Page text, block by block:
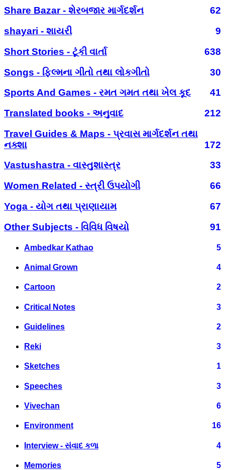
Share Bazar - શેરબજાર માર્ગદર્શન
62
shayari - શાયરી
9
Short Stories - ટૂંકી વાર્તા
638
Songs - ફિલ્મના ગીતો તથા લોકગીતો
30
Sports And Games - રમત ગમત તથા ખેલ કૂદ
41
Translated books - અનુવાદ
212
Travel Guides & Maps - પ્રવાસ માર્ગદર્શન તથા
નક્શા
172
Vastushastra - વાસ્તુશાસ્ત્ર
33
Women Related - સ્ત્રી ઉપયોગી
66
Yoga - યોગ તથા પ્રાણાયામ
67
Other Subjects - વિવિધ વિષયો
91
Ambedkar Kathao 5
Animal Grown 4
Cartoon 2
Critical Notes 3
Guidelines 2
Reki 3
Sketches 1
Speeches 3
Vivechan 6
Environment 16
Interview - સંવાદ કળા 4
Memories 5